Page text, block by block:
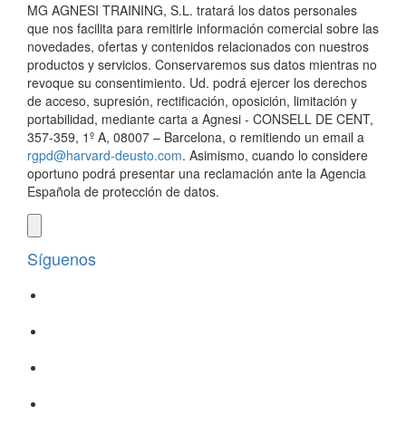
MG AGNESI TRAINING, S.L. tratará los datos personales
que nos facilita para remitirle información comercial sobre las
novedades, ofertas y contenidos relacionados con nuestros
productos y servicios. Conservaremos sus datos mientras no
revoque su consentimiento. Ud. podrá ejercer los derechos
de acceso, supresión, rectificación, oposición, limitación y
portabilidad, mediante carta a Agnesi - CONSELL DE CENT,
357-359, 1º A, 08007 – Barcelona, o remitiendo un email a
rgpd@harvard-deusto.com. Asimismo, cuando lo considere
oportuno podrá presentar una reclamación ante la Agencia
Española de protección de datos.
Síguenos